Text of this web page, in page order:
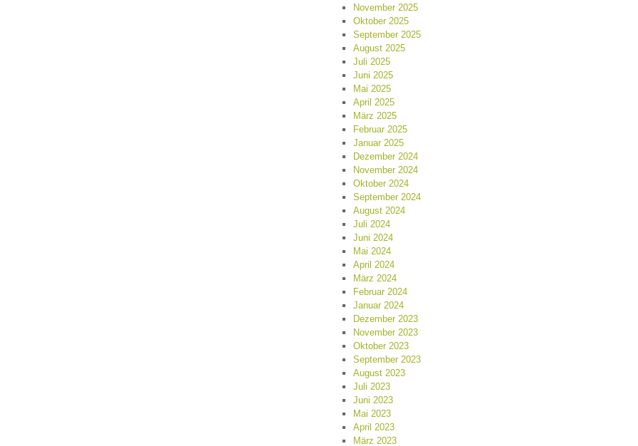
November 2025
Oktober 2025
September 2025
August 2025
Juli 2025
Juni 2025
Mai 2025
April 2025
März 2025
Februar 2025
Januar 2025
Dezember 2024
November 2024
Oktober 2024
September 2024
August 2024
Juli 2024
Juni 2024
Mai 2024
April 2024
März 2024
Februar 2024
Januar 2024
Dezember 2023
November 2023
Oktober 2023
September 2023
August 2023
Juli 2023
Juni 2023
Mai 2023
April 2023
März 2023